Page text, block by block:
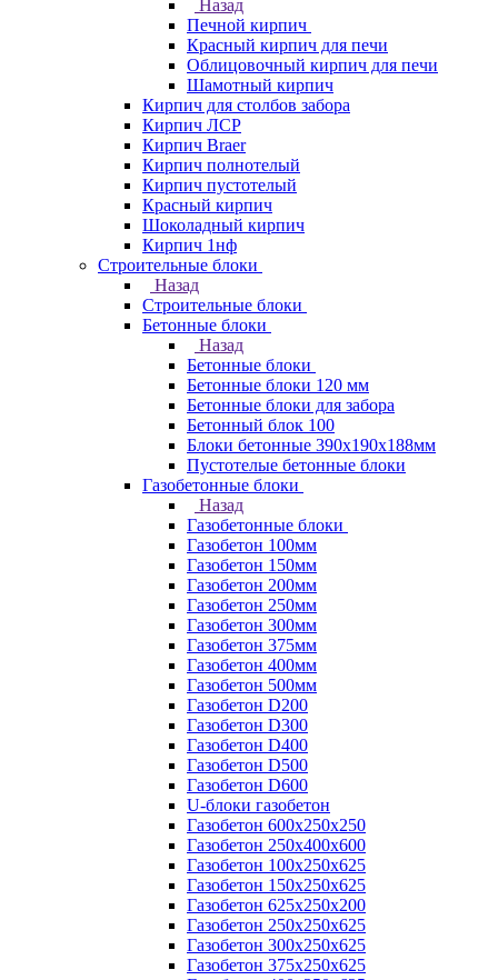
Назад
Печной кирпич
Красный кирпич для печи
Облицовочный кирпич для печи
Шамотный кирпич
Кирпич для столбов забора
Кирпич ЛСР
Кирпич Braer
Кирпич полнотелый
Кирпич пустотелый
Красный кирпич
Шоколадный кирпич
Кирпич 1нф
Строительные блоки
Назад
Строительные блоки
Бетонные блоки
Назад
Бетонные блоки
Бетонные блоки 120 мм
Бетонные блоки для забора
Бетонный блок 100
Блоки бетонные 390х190х188мм
Пустотелые бетонные блоки
Газобетонные блоки
Назад
Газобетонные блоки
Газобетон 100мм
Газобетон 150мм
Газобетон 200мм
Газобетон 250мм
Газобетон 300мм
Газобетон 375мм
Газобетон 400мм
Газобетон 500мм
Газобетон D200
Газобетон D300
Газобетон D400
Газобетон D500
Газобетон D600
U-блоки газобетон
Газобетон 600x250x250
Газобетон 250x400x600
Газобетон 100х250х625
Газобетон 150х250х625
Газобетон 625х250х200
Газобетон 250х250х625
Газобетон 300х250х625
Газобетон 375х250х625